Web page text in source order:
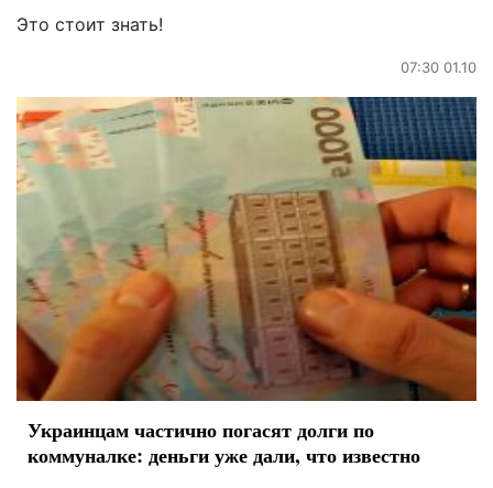
Это стоит знать!
07:30 01.10
Украинцам частично погасят долги по
коммуналке: деньги уже дали, что известно